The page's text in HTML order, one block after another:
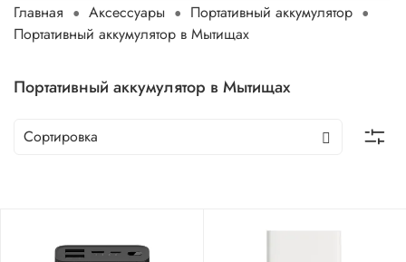
Главная Аксессуары
Портативный аккумулятор
Портативный аккумулятор в Мытищах
Портативный аккумулятор в Мытищах